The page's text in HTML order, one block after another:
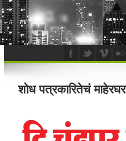
शोध पत्रकारितेचं माहेरघर